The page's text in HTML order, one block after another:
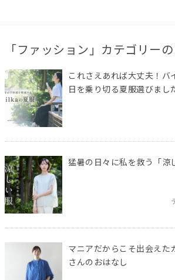
「ファッション」カテゴリー
これさえあれば大丈夫！バ
日を乗り切る夏服選びまし
猛暑の日々に私を救う「涼
マニアだからこそ出会えた
さんのおはなし